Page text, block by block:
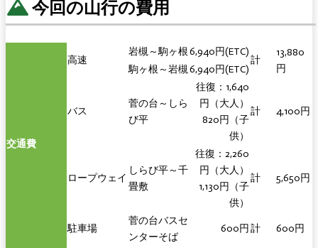
今回の山行の費用
交通費
高速
岩槻～駒ヶ根6,940円(ETC)
計
13,880
円
駒ヶ根～岩槻6,940円(ETC)
バス
菅の台～しら
び平
往復：1,640
円（大人）
820円（子
供）
計 4,100円
ロープウェイ
しらび平～千
畳敷
往復：2,260
円（大人）
1,130円（子
供）
計 5,650円
駐車場
菅の台バスセ
ンターそば
600円 計 600円